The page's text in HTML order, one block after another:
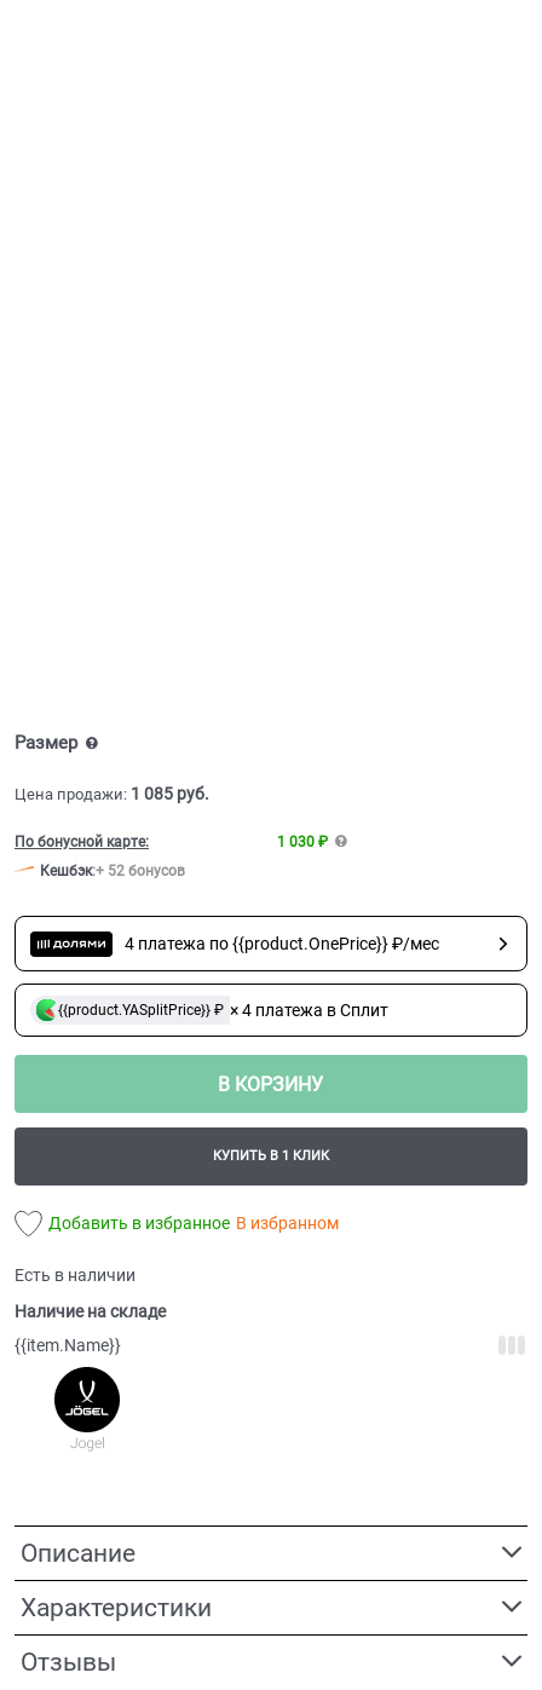
Размер
Цена продажи: 1 085 руб.
По бонусной карте:
1 030 ₽
Кешбэк:+ 52 бонусов
4 платежа по {{product.OnePrice}} ₽/мес
{{product.YASplitPrice}} ₽ × 4 платежа в Сплит
В КОРЗИНУ
КУПИТЬ В 1 КЛИК
Добавить в избранное В избранном
Есть в наличии
Наличие на складе
{{item.Name}}
Описание
Характеристики
Отзывы